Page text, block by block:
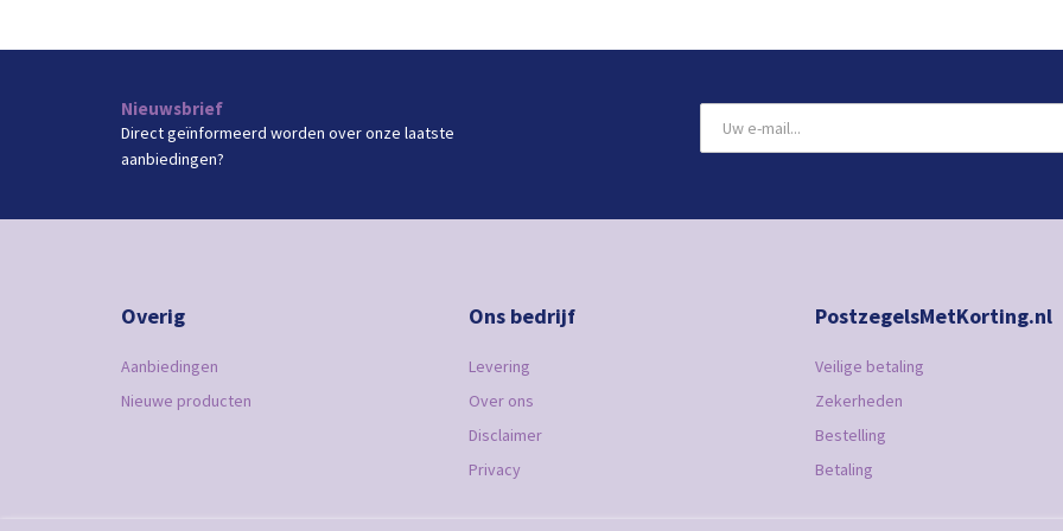
Nieuwsbrief
Direct geïnformeerd worden over onze laatste
aanbiedingen?
Overig
Aanbiedingen
Nieuwe producten
Ons bedrijf
Levering
Over ons
Disclaimer
Privacy
PostzegelsMetKorting.nl
Veilige betaling
Zekerheden
Bestelling
Betaling